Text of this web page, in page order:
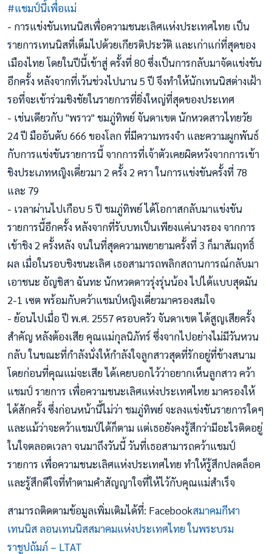
#แชมป์นี้เพื่อแม่
- การแข่งขันเทนนิสเพื่อความชนะเลิศแห่งประเทศไทย เป็น
รายการเทนนิสที่เต็มไปด้วยเกียรติประวัติ และเก่าแก่ที่สุดของ
เมืองไทย โดยในปีนี้เข้าสู่ ครั้งที่ 80 ซึ่งเป็นการกลับมาจัดแข่งขัน
อีกครั้ง หลังจากที่เว้นช่วงไปนาน 5 ปี จึงทำให้นักเทนนิสต่างเฝ้า
รอที่จะเข้าร่วมชิงชัยในรายการที่ยิ่งใหญ่ที่สุดของประเทศ
- เช่นเดียวกับ "พราว" ชมภู่ทิพย์ จันดาเขต นักหวดสาวไทยวัย
24 ปี มืออันดับ 666 ของโลก ที่มีความทรงจำ และความผูกพันธ์
กับการแข่งขันรายการนี้ จากการที่เจ้าตัวเคยผิดหวังจากการเข้า
ชิงประเภทหญิงเดี่ยวมา 2 ครั้ง 2 ครา ในการแข่งขันครั้งที่ 78
และ 79
- เวลาผ่านไปเกือบ 5 ปี ชมภู่ทิพย์ ได้โอกาสกลับมาแข่งขัน
รายการนี้อีกครั้ง หลังจากที่รับบทเป็นเพียงแค่นางรอง จากการ
เข้าชิง 2 ครั้งหลัง จนในที่สุดความพยายามครั้งที่ 3 ก็มาสัมฤทธิ์
ผล เมื่อในรอบชิงชนะเลิศ เธอสามารถพลิกสถานการณ์กลับมา
เอาชนะ อัญชิสา ฉันทะ นักหวดดาวรุ่งรุ่นน้อง ไปได้แบบสุดมัน
2-1 เซต พร้อมกับคว้าแชมป์หญิงเดี่ยวมาครองสมใจ
- ย้อนไปเมื่อ ปี พ.ศ. 2557 ครอบครัว จันดาเขต ได้สูญเสียครั้ง
สำคัญ หลังต้องเสีย คุณแม่กุลนิภัทร์ ซึ่งจากไปอย่างไม่มีวันหวน
กลับ ในขณะที่กำลังนั่งให้กำลังใจลูกสาวสุดที่รักอยู่ที่ข้างสนาม
โดยก่อนที่คุณแม่จะเสีย ได้เคยบอกไว้ว่าอยากเห็นลูกสาว คว้า
แชมป์ รายการ เพื่อความชนะเลิศแห่งประเทศไทย มาครองให้
ได้สักครั้ง ซึ่งก่อนหน้านี้ไม่ว่า ชมภู่ทิพย์ จะลงแข่งขันรายการใดๆ
และแม้ว่าจะคว้าแชมป์ได้ก็ตาม แต่เธอยังคงรู้สึกว่ามีอะไรติดอยู่
ในใจตลอดเวลา จนมาถึงวันนี้ วันที่เธอสามารถคว้าแชมป์
รายการ เพื่อความชนะเลิศแห่งประเทศไทย ทำให้รู้สึกปลดล็อค
และรู้สึกดีใจที่ทำตามคำสัญญาใจที่ให้ไว้กับคุณแม่สำเร็จ
สามารถติดตามข้อมูลเพิ่มเติมได้ที่: Facebookสมาคมกีฬา
เทนนิส ลอนเทนนิสสมาคมแห่งประเทศไทย ในพระบรม
ราชูปถัมภ์ – LTAT